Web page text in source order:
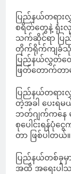
ပြည်နယ်တရား
စရိတ်တွေနဲ့ ရုံး
သက်ဆိုင်ရာ ပြည်
တိုက်ရိုက်ကျခံသုံ
ပြည်နယ်လွှတ်တေ
ဖြတ်တောက်တာ
ပြည်နယ်တရား
တဲ့အခါ ပေးရ
ဘတ်ဂျက်ကနေ
စုပေါင်းရန်ပုံ
တာ ဖြစ်ပါတယ်။
ပြည်နယ်တစ်ခု
အထိ အရေးပါ